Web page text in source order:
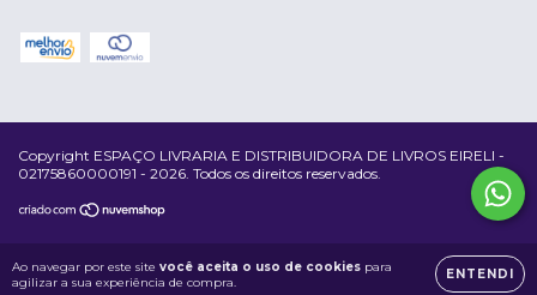
Ao navegar por este site você aceita o uso de cookies para
agilizar a sua experiência de compra.
ENTENDI
Copyright ESPAÇO LIVRARIA E DISTRIBUIDORA DE LIVROS EIRELI -
02175860000191 - 2026. Todos os direitos reservados.